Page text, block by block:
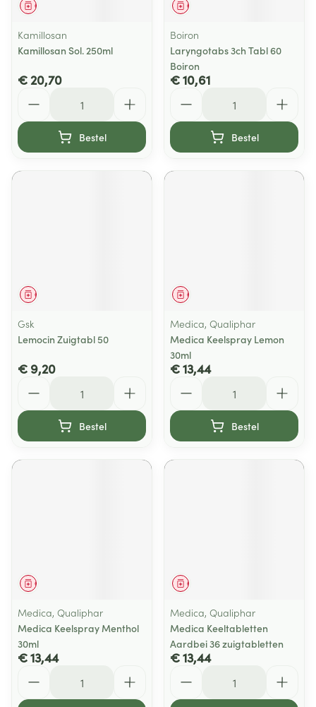
Geneesmiddel
Kamillosan
Kamillosan Sol. 250ml
€ 20,70
Bestel
Geneesmiddel
Boiron
Laryngotabs 3ch Tabl 60
Boiron
€ 10,61
Bestel
Geneesmiddel
Gsk
Lemocin Zuigtabl 50
€ 9,20
Bestel
Geneesmiddel
Medica, Qualiphar
Medica Keelspray Lemon
30ml
€ 13,44
Bestel
Geneesmiddel
Medica, Qualiphar
Medica Keelspray Menthol
30ml
€ 13,44
Geneesmiddel
Medica, Qualiphar
Medica Keeltabletten
Aardbei 36 zuigtabletten
€ 13,44